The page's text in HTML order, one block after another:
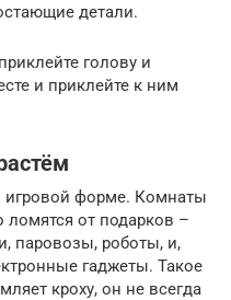
детали.
голову и
и приклейте к ним
игровой форме. Комнаты
ломятся от подарков –
паровозы, роботы, и,
гаджеты. Такое
кроху, он не всегда